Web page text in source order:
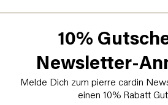
10%
Newsletter-
Melde Dich zum pierre cardin
einen 10% Rabatt